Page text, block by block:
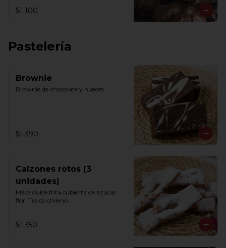
$1.100
Pastelería
Brownie
Brownie de chocolate y nueces
$1.390
Calzones rotos (3
unidades)
Masa dulce frita cubierta de azúcar
flor. Típico chileno.
$1.350